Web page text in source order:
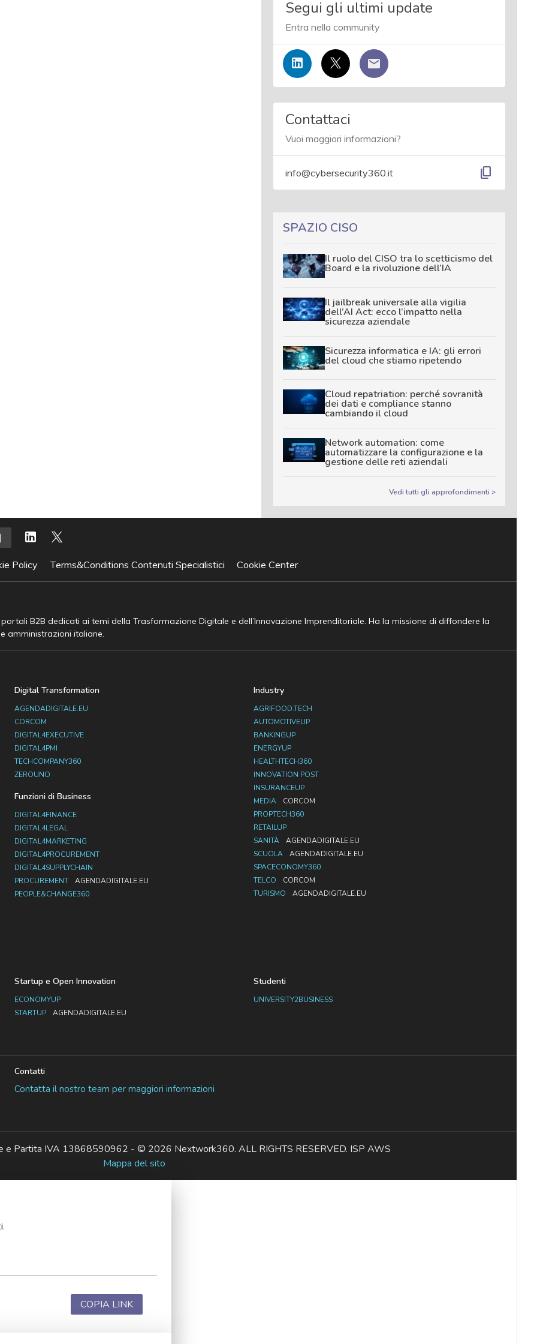
Segui gli ultimi update
Entra nella community
Contattaci
Vuoi maggiori informazioni?
info@cybersecurity360.it content_copy
SPAZIO CISO
Il ruolo del CISO tra lo scetticismo del
Board e la rivoluzione dell’IA
Il jailbreak universale alla vigilia
dell’AI Act: ecco l’impatto nella
sicurezza aziendale
Sicurezza informatica e IA: gli errori
del cloud che stiamo ripetendo
Cloud repatriation: perché sovranità
dei dati e compliance stanno
cambiando il cloud
Network automation: come
automatizzare la configurazione e la
gestione delle reti aziendali
Vedi tutti gli approfondimenti >
Policy Terms&Conditions Contenuti Specialistici Cookie Center
B2B dedicati ai temi della Trasformazione Digitale e dell’Innovazione Imprenditoriale. Ha la missione di diffondere la
amministrazioni italiane.
Digital Transformation
AGENDADIGITALE.EU
CORCOM
DIGITAL4EXECUTIVE
DIGITAL4PMI
TECHCOMPANY360
ZEROUNO
Funzioni di Business
DIGITAL4FINANCE
DIGITAL4LEGAL
DIGITAL4MARKETING
DIGITAL4PROCUREMENT
DIGITAL4SUPPLYCHAIN
PROCUREMENT
AGENDADIGITALE.EU
PEOPLE&CHANGE360
Industry
AGRIFOOD.TECH
AUTOMOTIVEUP
BANKINGUP
ENERGYUP
HEALTHTECH360
INNOVATION POST
INSURANCEUP
MEDIA
CORCOM
PROPTECH360
RETAILUP
SANITÀ
AGENDADIGITALE.EU
SCUOLA
AGENDADIGITALE.EU
SPACECONOMY360
TELCO
CORCOM
TURISMO
AGENDADIGITALE.EU
Startup e Open Innovation
ECONOMYUP
STARTUP
AGENDADIGITALE.EU
Studenti
UNIVERSITY2BUSINESS
Contatti
Contatta il nostro team per maggiori informazioni
e Partita IVA 13868590962 - © 2026 Nextwork360. ALL RIGHTS RESERVED. ISP AWS
Mappa del sito
COPIA LINK